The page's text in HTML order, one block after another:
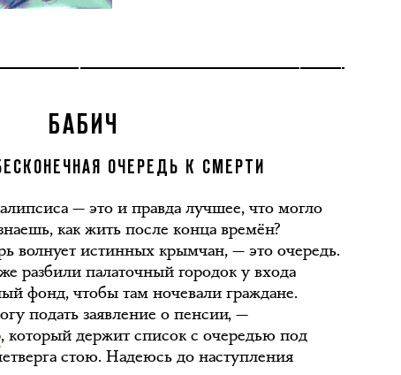
БАБИЧ
ОЧЕРЕДЬ К СМЕРТИ
— это и правда лучшее, что могло
как жить после конца времён?
волнует истинных крымчан, — это очередь.
разбили палаточный городок у входа
фонд, чтобы там ночевали граждане.
подать заявление о пенсии, —
, который держит список с очередью под
стою. Надеюсь до наступления